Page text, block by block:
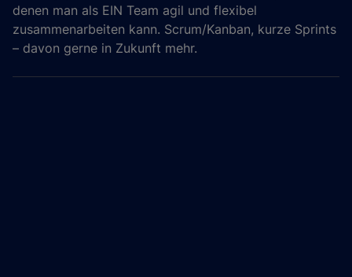
denen man als EIN Team agil und flexibel
zusammenarbeiten kann. Scrum/Kanban, kurze Sprints
– davon gerne in Zukunft mehr.